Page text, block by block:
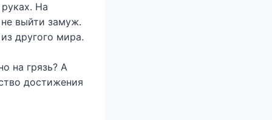
На
выйти замуж.
другого мира.
на грязь? А
достижения